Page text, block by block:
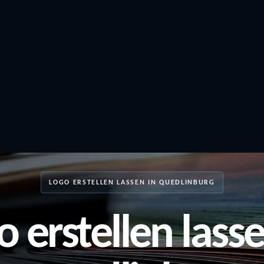
LOGO ERSTELLEN LASSEN IN QUEDLINBURG
erstellen